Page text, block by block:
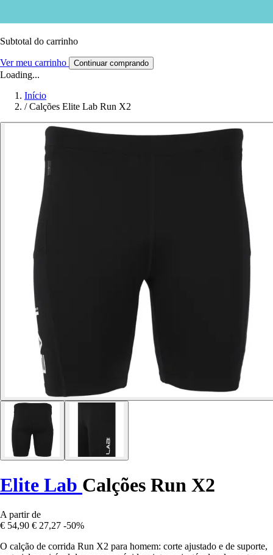
Subtotal do carrinho
Ver meu carrinho Continuar comprando
Loading...
Início
/ Calções Elite Lab Run X2
Elite Lab Calções Run X2
A partir de
€ 54,90 € 27,27 -50%
O calção de corrida Run X2 para homem: corte ajustado e de suporte,